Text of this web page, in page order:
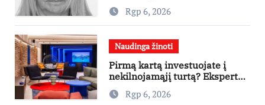
Rgp 6, 2026
Naudinga žinoti
Pirmą kartą investuojate į
nekilnojamąjį turtą? Ekspertas
pataria, kaip pasirinkti būstą,
kuris generuos grąžą
Rgp 6, 2026